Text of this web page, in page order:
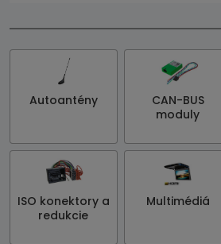
Autoantény
CAN-BUS
moduly
ISO konektory a
redukcie
Multimédiá